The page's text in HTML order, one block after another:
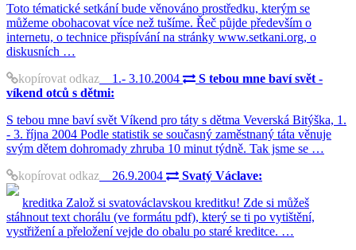
Toto tématické setkání bude věnováno prostředku, kterým se
můžeme obohacovat více než tušíme. Řeč půjde především o
internetu, o technice přispívání na stránky www.setkani.org, o
diskusních …
kopírovat odkaz 1.- 3.10.2004
S tebou mne baví svět -
víkend otců s dětmi:
S tebou mne baví svět Víkend pro táty s dětma Veverská Bitýška, 1.
- 3. října 2004 Podle statistik se současný zaměstnaný táta věnuje
svým dětem dohromady zhruba 10 minut týdně. Tak jsme se …
kopírovat odkaz 26.9.2004
Svatý Václave:
kreditka Založ si svatováclavskou kreditku! Zde si můžeš
stáhnout text chorálu (ve formátu pdf), který se ti po vytištění,
vystřižení a přeložení vejde do obalu po staré kreditce. …